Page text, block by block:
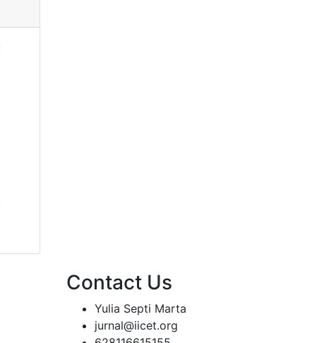
Contact Us
Yulia Septi Marta
jurnal@iicet.org